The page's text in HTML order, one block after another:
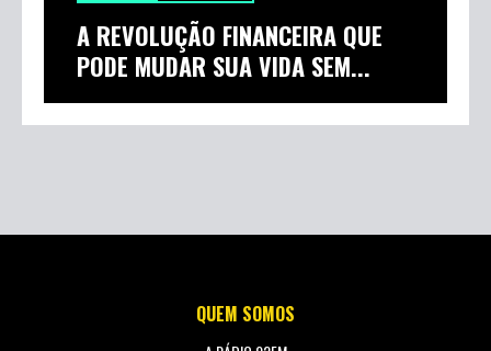
A REVOLUÇÃO FINANCEIRA QUE
PODE MUDAR SUA VIDA SEM...
QUEM SOMOS